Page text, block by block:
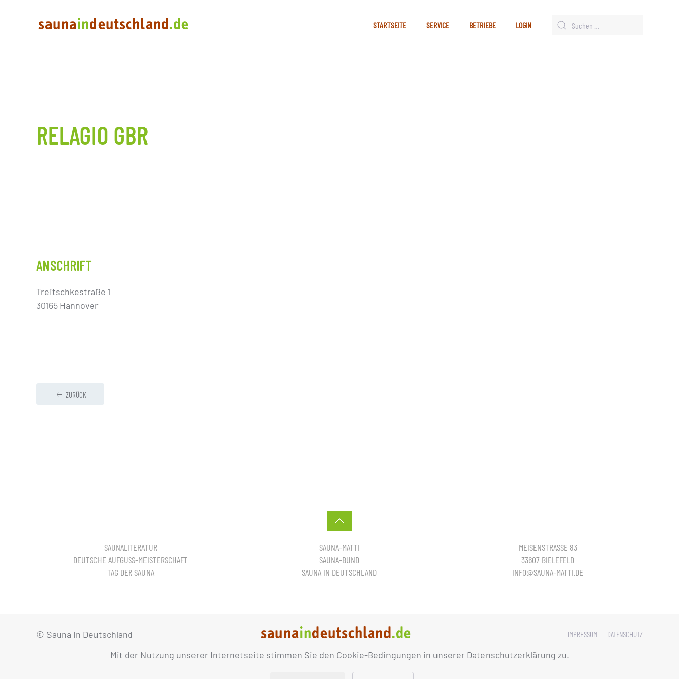
Mit der Nutzung unserer Internetseite stimmen Sie den Cookie-Bedingungen in unserer Datenschutzerklärung zu.
STARTSEITE SERVICE BETRIEBE LOGIN
RELAGIO GBR
ANSCHRIFT
Treitschkestraße 1
30165 Hannover
ZURÜCK
SAUNALITERATUR
DEUTSCHE AUFGUSS-MEISTERSCHAFT
TAG DER SAUNA
SAUNA-MATTI
SAUNA-BUND
SAUNA IN DEUTSCHLAND
MEISENSTRASSE 83
33607 BIELEFELD
INFO@SAUNA-MATTI.DE
© Sauna in Deutschland IMPRESSUM DATENSCHUTZ